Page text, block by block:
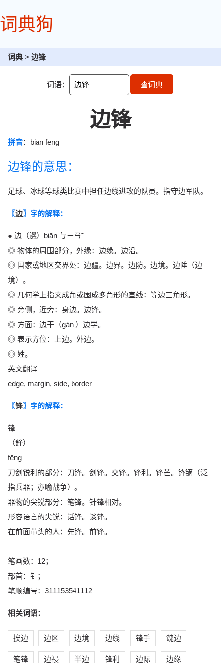
词典狗
词典 > 边锋
词语： 查词典
边锋
拼音：biān fēng
边锋的意思：
足球、冰球等球类比赛中担任边线进攻的队员。指守边军队。
〖边〗字的解释：
● 边（邊）biān ㄅㄧㄢˉ
◎ 物体的周围部分，外缘：边缘。边沿。
◎ 国家或地区交界处：边疆。边界。边防。边境。边陲（边
境）。
◎ 几何学上指夹成角或围成多角形的直线：等边三角形。
◎ 旁侧，近旁：身边。边锋。
◎ 方面：边干（gàn ）边学。
◎ 表示方位：上边。外边。
◎ 姓。
英文翻译
edge, margin, side, border
〖锋〗字的解释：
锋
（鋒）
fēng
刀剑锐利的部分：刀锋。剑锋。交锋。锋利。锋芒。锋镝（泛
指兵器；亦喻战争）。
器物的尖锐部分：笔锋。针锋相对。
形容语言的尖锐：话锋。谈锋。
在前面带头的人：先锋。前锋。
笔画数：12；
部首：钅；
笔顺编号：311153541112
相关词语：
挨边 边区 边境 边线 锋手 餽边
笔锋 边祲 半边 锋利 边际 边缘